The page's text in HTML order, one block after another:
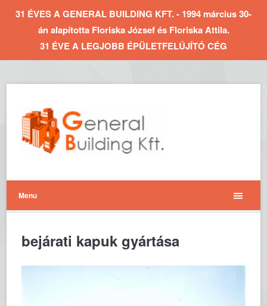
31 ÉVES A GENERAL BUILDING KFT. - 1994 március 30-
án alapította Floriska József és Floriska Attila.
31 ÉVE A LEGJOBB ÉPÜLETFELÚJÍTÓ CÉG
Menu
bejárati kapuk gyártása